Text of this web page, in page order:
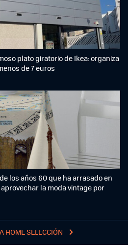
HOME SELECCIÓN
plato giratorio de Ikea: organiza
de 7 euros
los años 60 que ha arrasado en
la moda vintage por